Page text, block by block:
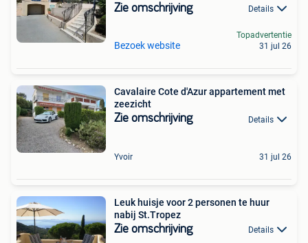
Zie omschrijving Details
Bezoek website
Topadvertentie
31 jul 26
Cavalaire Cote d'Azur appartement met
zeezicht
Zie omschrijving Details
Yvoir 31 jul 26
Leuk huisje voor 2 personen te huur
nabij St.Tropez
Zie omschrijving Details